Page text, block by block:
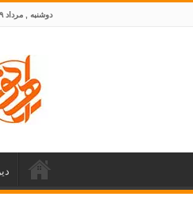
دوشنبه , مرداد ۱۹ ۱۴۰۵